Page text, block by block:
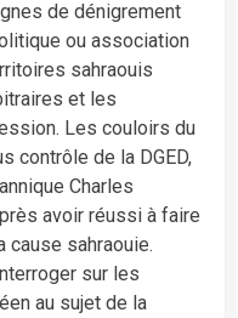
de dénigrement
ou association
sahraouis
et les
Les couloirs du
contrôle de la DGED,
Charles
avoir réussi à faire
cause sahraouie.
sur les
au sujet de la